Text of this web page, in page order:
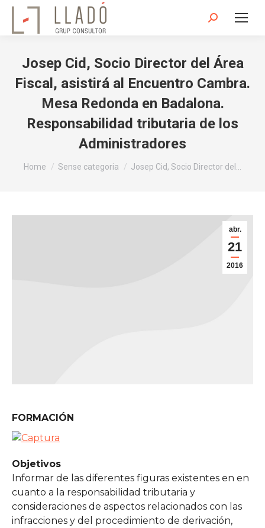
Search:
Josep Cid, Socio Director del Área
Fiscal, asistirá al Encuentro Cambra.
Mesa Redonda en Badalona.
Responsabilidad tributaria de los
Administradores
You are here:
Home Sense categoria Josep Cid, Socio Director del…
abr.
21
2016
FORMACIÓN
Objetivos
Informar de las diferentes figuras existentes en en
cuanto a la responsabilidad tributaria y
consideraciones de aspectos relacionados con las
infracciones y del procedimiento de derivación,